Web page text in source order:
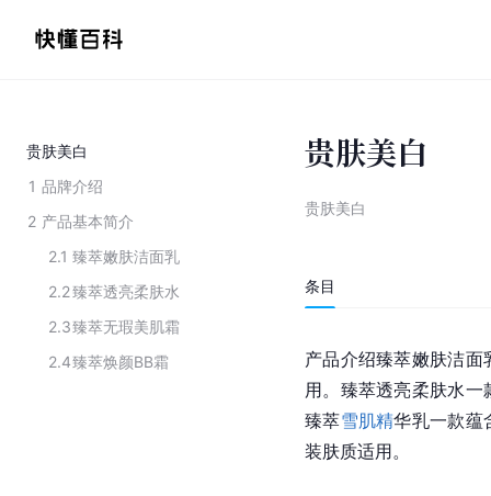
贵肤美白
1 品牌介绍
2 产品基本简介
2.1 臻萃嫩肤洁面乳
2.2臻萃透亮柔肤水
2.3臻萃无瑕美肌霜
2.4臻萃焕颜BB霜
贵肤美白
贵肤美白
条目
产品介绍臻萃嫩肤洁
用。臻萃透亮柔肤水
臻萃雪肌精华乳一款蕴
装肤质适用。